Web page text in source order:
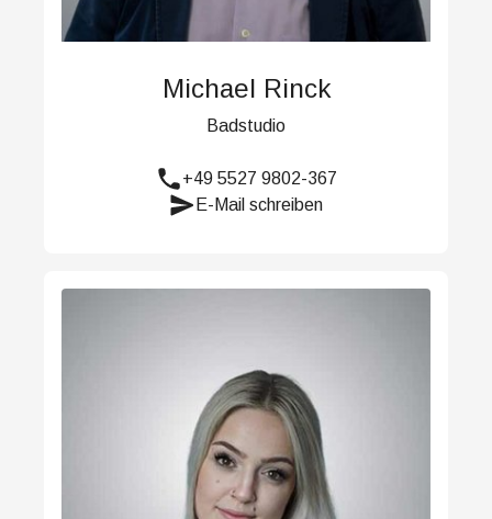
Michael Rinck
Badstudio
+49 5527 9802-367
E-Mail schreiben